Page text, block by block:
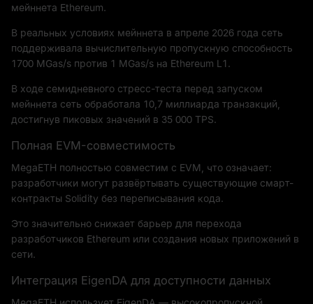
мейннета Ethereum.
В реальных условиях мейннета в апреле 2026 года сеть
поддерживала вычислительную пропускную способность
1700 MGas/s против 1 MGas/s на Ethereum L1.
В ходе семидневного стресс-теста перед запуском
мейннета сеть обработала 10,7 миллиарда транзакций,
достигнув пиковых значений в 35 000 TPS.
Полная EVM-совместимость
MegaETH полностью совместим с EVM, что означает:
разработчики могут развёртывать существующие смарт-
контракты Solidity без переписывания кода.
Это значительно снижает барьер для перехода
разработчиков Ethereum или создания новых приложений в
сети.
Интеграция EigenDA для доступности данных